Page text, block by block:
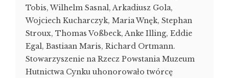
Tobis, Wilhelm Sasnal, Arkadiusz Gola,
Wojciech Kucharczyk, Maria Wnęk, Stephan
Stroux, Thomas Voßbeck, Anke Illing, Eddie
Egal, Bastiaan Maris, Richard Ortmann.
Stowarzyszenie na Rzecz Powstania Muzeum
Hutnictwa Cynku uhonorowało twórcę